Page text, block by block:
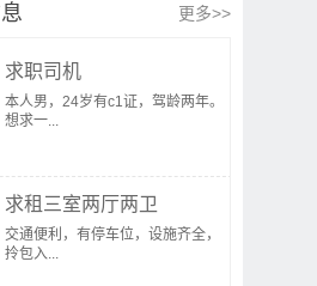
更多>>
求职司机
本人男，24岁有c1证，驾龄两年。
想求一...
求租三室两厅两卫
交通便利，有停车位，设施齐全，
拎包入...